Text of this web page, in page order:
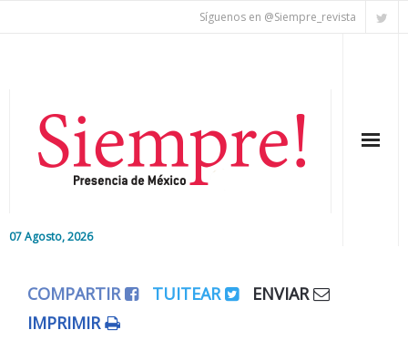
Síguenos en @Siempre_revista
07 Agosto, 2026
Editorial
COMPARTIR TUITEAR
ENVIAR
IMPRIMIR